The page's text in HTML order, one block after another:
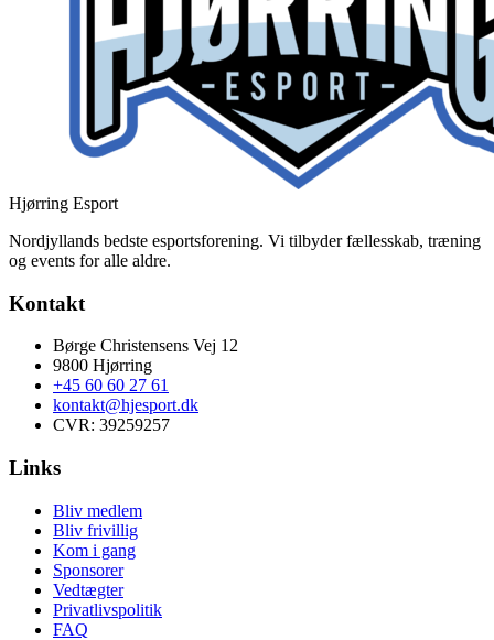
Hjørring Esport
Nordjyllands bedste esportsforening. Vi tilbyder fællesskab, træning
og events for alle aldre.
Kontakt
Børge Christensens Vej 12
9800 Hjørring
+45 60 60 27 61
kontakt@hjesport.dk
CVR: 39259257
Links
Bliv medlem
Bliv frivillig
Kom i gang
Sponsorer
Vedtægter
Privatlivspolitik
FAQ